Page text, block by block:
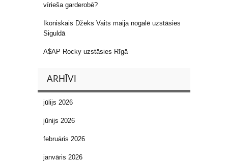
vīrieša garderobē?
Ikoniskais Džeks Vaits maija nogalē uzstāsies
Siguldā
A$AP Rocky uzstāsies Rīgā
ARHĪVI
jūlijs 2026
jūnijs 2026
februāris 2026
janvāris 2026